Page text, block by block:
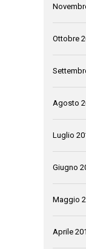
Ottobre
Agosto
Luglio
Giugno
Maggio
Aprile